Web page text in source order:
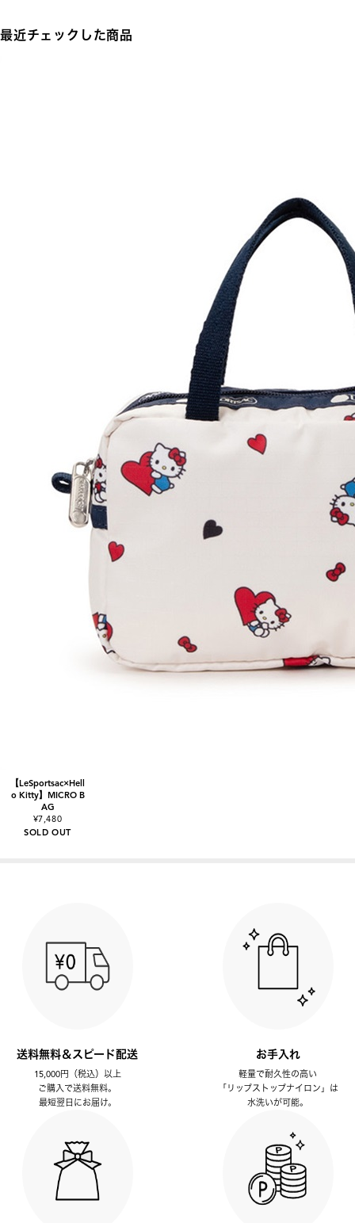
最近チェックした商品
【LeSportsac×Hell
o Kitty】MICRO B
AG
¥7,480
SOLD OUT
送料無料＆スピード配送
15,000円（税込）以上
ご購入で送料無料。
最短翌日にお届け。
お手入れ
軽量で耐久性の高い
「リップストップナイロン」は
水洗いが可能。